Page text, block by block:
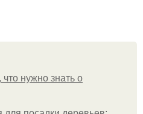
нужно знать о